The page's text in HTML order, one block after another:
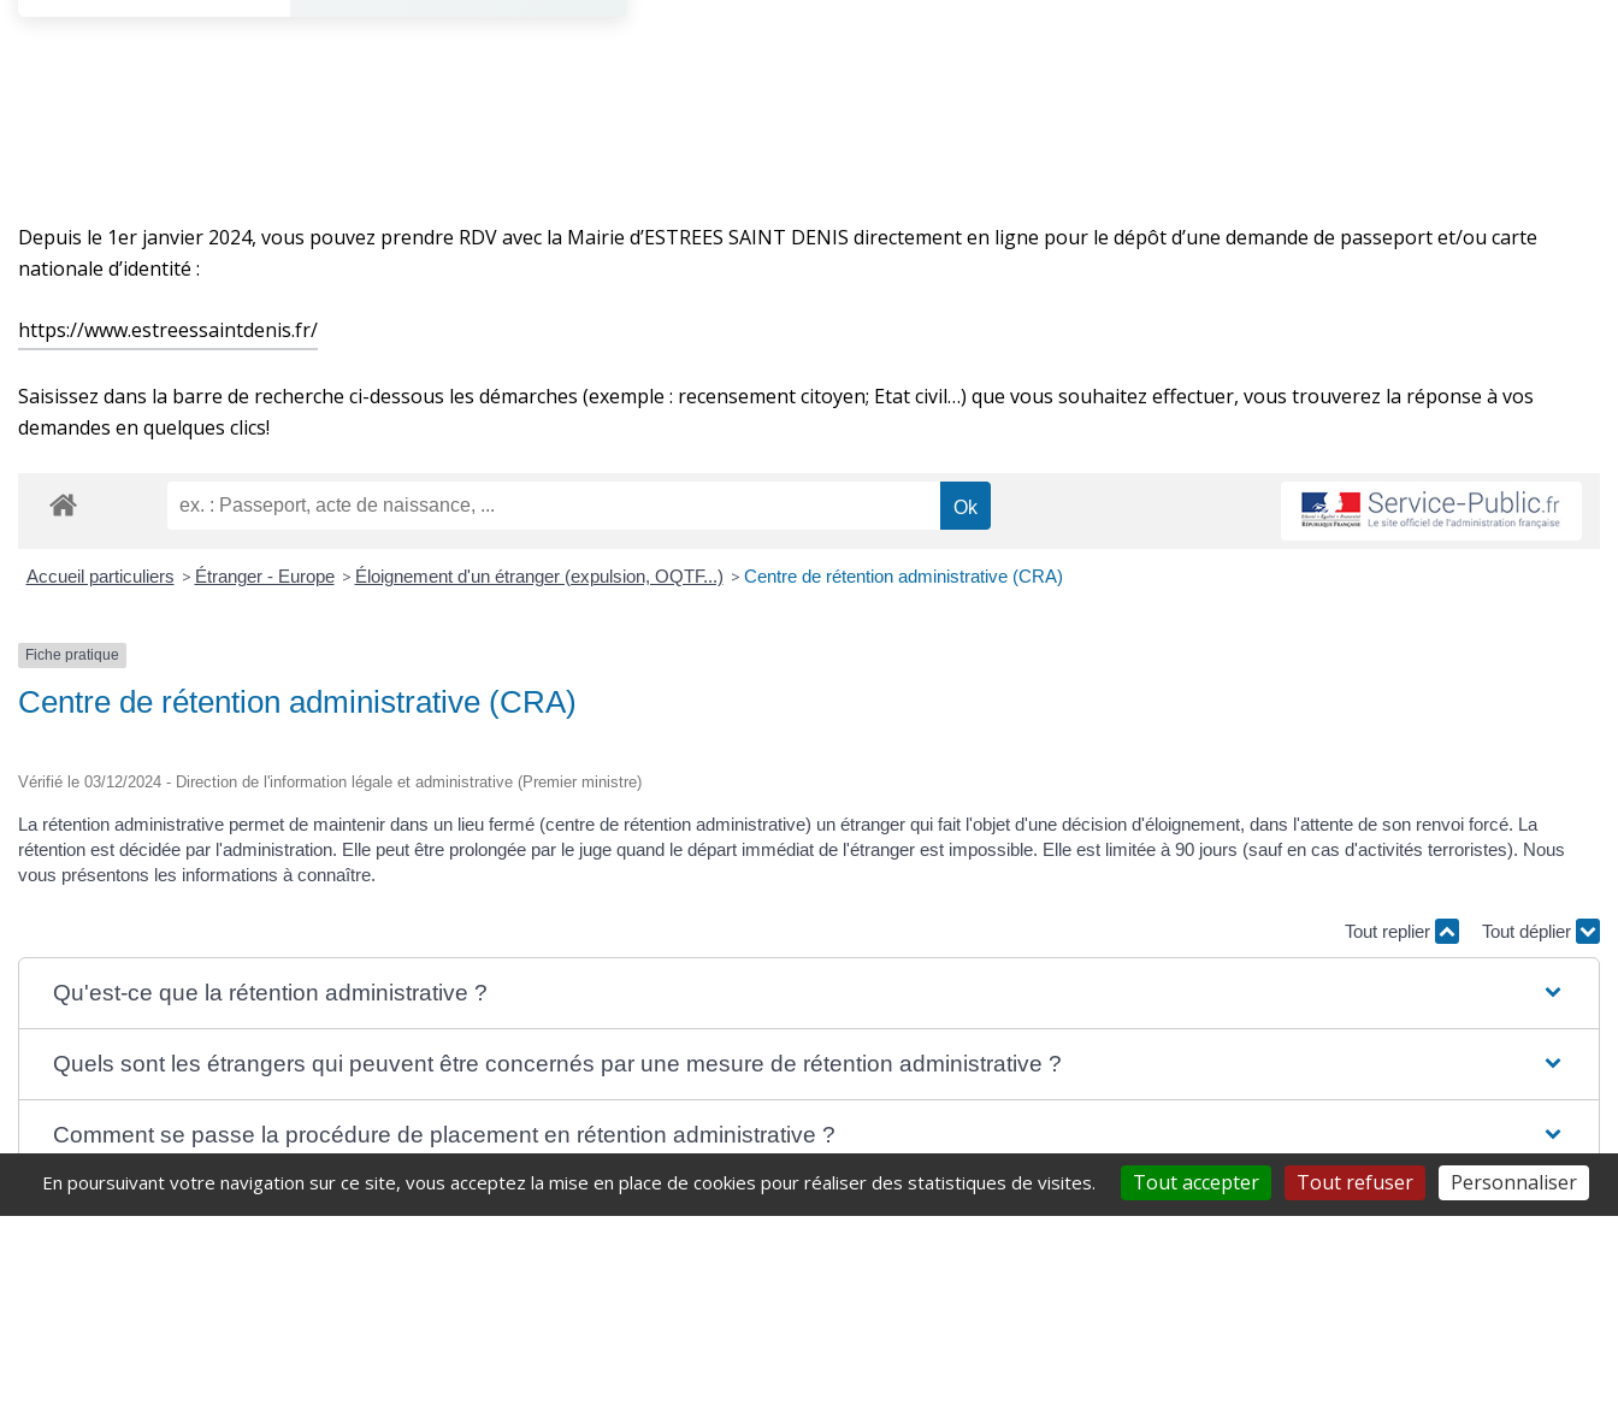
Depuis le 1er janvier 2024, vous pouvez prendre RDV avec la Mairie d’ESTREES SAINT DENIS directement en ligne pour le dépôt d’une demande de passeport et/ou carte
nationale d’identité :
https://www.estreessaintdenis.fr/
Saisissez dans la barre de recherche ci-dessous les démarches (exemple : recensement citoyen; Etat civil…) que vous souhaitez effectuer, vous trouverez la réponse à vos
demandes en quelques clics!
Accueil particuliers > Étranger - Europe > Éloignement d'un étranger (expulsion, OQTF...) > Centre de rétention administrative (CRA)
Fiche pratique
Centre de rétention administrative (CRA)
Vérifié le 03/12/2024 - Direction de l'information légale et administrative (Premier ministre)
La rétention administrative permet de maintenir dans un lieu fermé (centre de rétention administrative) un étranger qui fait l'objet d'une décision d'éloignement, dans l'attente de son renvoi forcé. La
rétention est décidée par l'administration. Elle peut être prolongée par le juge quand le départ immédiat de l'étranger est impossible. Elle est limitée à 90 jours (sauf en cas d'activités terroristes). Nous
vous présentons les informations à connaître.
Tout replier Tout déplier
Qu'est-ce que la rétention administrative ?
Quels sont les étrangers qui peuvent être concernés par une mesure de rétention administrative ?
Comment se passe la procédure de placement en rétention administrative ?
En poursuivant votre navigation sur ce site, vous acceptez la mise en place de cookies pour réaliser des statistiques de visites. Tout accepter Tout refuser Personnaliser